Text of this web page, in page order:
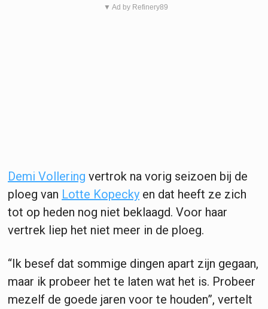
▼ Ad by Refinery89
Demi Vollering vertrok na vorig seizoen bij de
ploeg van Lotte Kopecky en dat heeft ze zich
tot op heden nog niet beklaagd. Voor haar
vertrek liep het niet meer in de ploeg.
“Ik besef dat sommige dingen apart zijn gegaan,
maar ik probeer het te laten wat het is. Probeer
mezelf de goede jaren voor te houden”, vertelt